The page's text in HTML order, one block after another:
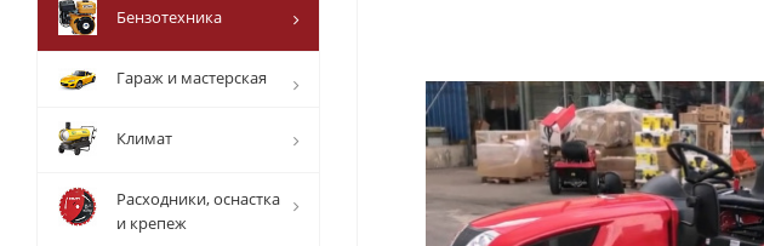
Бензотехника
Гараж и мастерская
Климат
Расходники, оснастка
и крепеж